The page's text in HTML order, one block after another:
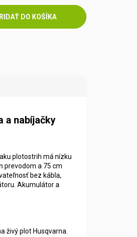
DO KOŠÍKA
a nabíjačky
plotostrih má nízku
prevodom a 75 cm
bez kábla,
Akumulátor a
živý plot Husqvarna.